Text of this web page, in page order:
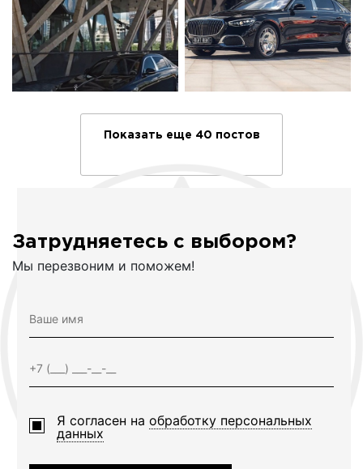
Показать еще 40 постов
Затрудняетесь с выбором?
Мы перезвоним и поможем!
Я согласен на обработку персональных
данных